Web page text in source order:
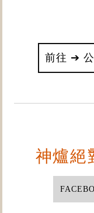
前往 ➔
神爐絕